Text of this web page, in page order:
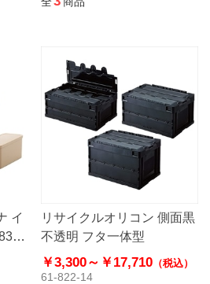
イ
リ
リサイクルオリコン 側面黒
不透明 フタ一体型
￥3,300～ ￥17,710（税込）
61-822-14